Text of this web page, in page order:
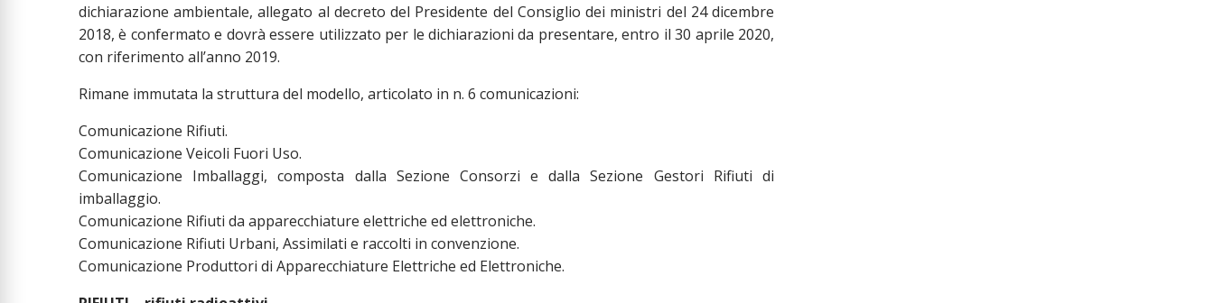
dichiarazione ambientale, allegato al decreto del Presidente del Consiglio dei ministri del 24 dicembre
2018, è confermato e dovrà essere utilizzato per le dichiarazioni da presentare, entro il 30 aprile 2020,
con riferimento all’anno 2019.
Rimane immutata la struttura del modello, articolato in n. 6 comunicazioni:
Comunicazione Rifiuti.
Comunicazione Veicoli Fuori Uso.
Comunicazione Imballaggi, composta dalla Sezione Consorzi e dalla Sezione Gestori Rifiuti di
imballaggio.
Comunicazione Rifiuti da apparecchiature elettriche ed elettroniche.
Comunicazione Rifiuti Urbani, Assimilati e raccolti in convenzione.
Comunicazione Produttori di Apparecchiature Elettriche ed Elettroniche.